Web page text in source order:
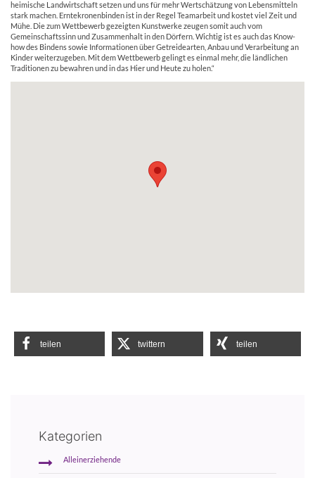
heimische Landwirtschaft setzen und uns für mehr Wertschätzung von Lebensmitteln
stark machen. Erntekronenbinden ist in der Regel Teamarbeit und kostet viel Zeit und
Mühe. Die zum Wettbewerb gezeigten Kunstwerke zeugen somit auch vom
Gemeinschaftssinn und Zusammenhalt in den Dörfern. Wichtig ist es auch das Know-
how des Bindens sowie Informationen über Getreidearten, Anbau und Verarbeitung an
Kinder weiterzugeben. Mit dem Wettbewerb gelingt es einmal mehr, die ländlichen
Traditionen zu bewahren und in das Hier und Heute zu holen.“
teilen twittern teilen
Kategorien
Alleinerziehende